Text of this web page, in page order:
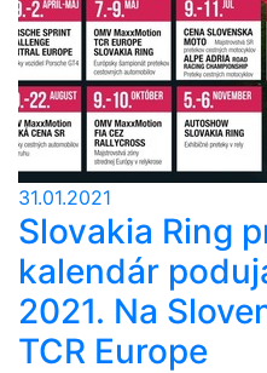
31.01.2021
Slovakia Ring
kalendár
2021. Na
TCR Europe